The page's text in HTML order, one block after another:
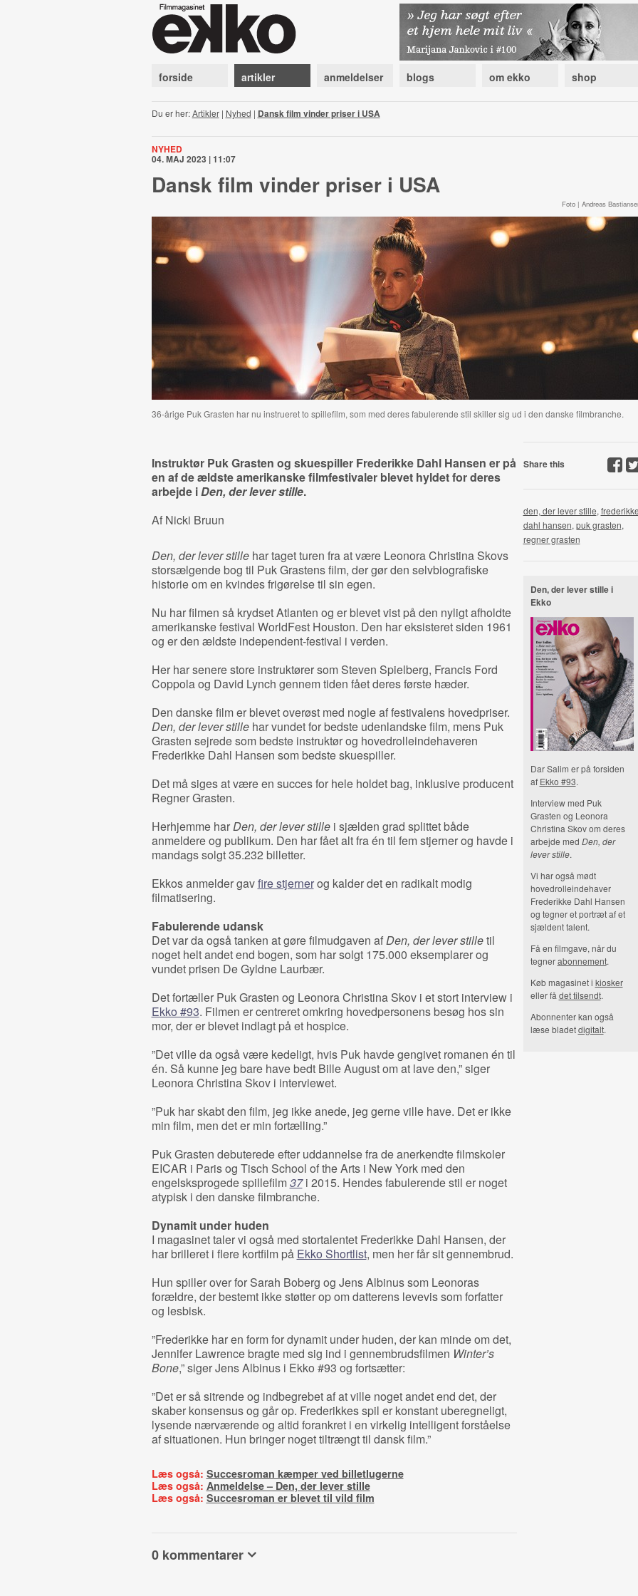
forside artikler anmeldelser blogs om ekko shop
Du er her:Artikler| Nyhed | Dansk film vinder priser i USA
NYHED
04. MAJ 2023 | 11:07
Dansk film vinder priser i USA
Foto | Andreas
36-årige Puk Grasten har nu instrueret to spillefilm, som med deres fabulerende stil skiller sig ud i den danske filmbranche.
Instruktør Puk Grasten og skuespiller Frederikke Dahl Hansen er på
en af de ældste amerikanske filmfestivaler blevet hyldet for deres
arbejde iDen, der lever stille.
Af Nicki Bruun
Den, der lever stillehar taget turen fra at være Leonora Christina Skovs
storsælgende bog til Puk Grastens film, der gør den selvbiografiske
historie om en kvindes frigørelse til sin egen.
Nu har filmen så krydset Atlanten og er blevet vist på den nyligt afholdte
amerikanske festival WorldFest Houston. Den har eksisteret siden 1961
og er den ældste independent-festival i verden.
Her har senere store instruktører som Steven Spielberg, Francis Ford
Coppola og David Lynch gennem tiden fået deres første hæder.
Den danske film er blevet overøst med nogle af festivalens hovedpriser.
Den, der lever stille har vundet for bedste udenlandske film, mens Puk
Grasten sejrede som bedste instruktør og hovedrolleindehaveren
Frederikke Dahl Hansen som bedste skuespiller.
Det må siges at være en succes for hele holdet bag, inklusive producent
Regner Grasten.
Herhjemme harDen, der lever stille i sjælden grad splittet både
anmeldere og publikum. Den har fået alt fra én til fem stjerner og havde i
mandags solgt 35.232 billetter.
Ekkos anmelder gavfire stjernerog kalder det en radikalt modig
filmatisering.
Fabulerende udansk
Det var da også tanken at gøre filmudgaven afDen, der lever stilletil
noget helt andet end bogen, som har solgt 175.000 eksemplarer og
vundet prisen De Gyldne Laurbær.
Det fortæller Puk Grasten og Leonora Christina Skov i et stort interview i
Ekko #93. Filmen er centreret omkring hovedpersonens besøg hos sin
mor, der er blevet indlagt på et hospice.
”Det ville da også være kedeligt, hvis Puk havde gengivet romanen én til
én. Så kunne jeg bare have bedt Bille August om at lave den,” siger
Leonora Christina Skov i interviewet.
”Puk har skabt den film, jeg ikke anede, jeg gerne ville have. Det er ikke
min film, men det er min fortælling.”
Puk Grasten debuterede efter uddannelse fra de anerkendte filmskoler
EICAR i Paris og Tisch School of the Arts i New York med den
engelsksprogede spillefilm37i 2015. Hendes fabulerende stil er noget
atypisk i den danske filmbranche.
Dynamit under huden
I magasinet taler vi også med stortalentet Frederikke Dahl Hansen, der
har brilleret i flere kortfilm på Ekko Shortlist, men her får sit gennembrud.
Hun spiller over for Sarah Boberg og Jens Albinus som Leonoras
forældre, der bestemt ikke støtter op om datterens levevis som forfatter
og lesbisk.
”Frederikke har en form for dynamit under huden, der kan minde om det,
Jennifer Lawrence bragte med sig ind i gennembrudsfilmen Winter’s
Bone,” siger Jens Albinus i Ekko #93 og fortsætter:
”Det er så sitrende og indbegrebet af at ville noget andet end det, der
skaber konsensus og går op. Frederikkes spil er konstant uberegneligt,
lysende nærværende og altid forankret i en virkelig intelligent forståelse
af situationen. Hun bringer noget tiltrængt til dansk film.”
Læs også: Succesroman kæmper ved billetlugerne
Læs også: Anmeldelse – Den, der lever stille
Læs også: Succesroman er blevet til vild film
0 kommentarer
Share this
den, der lever stille,
dahl hansen, puk grasten,
regner grasten
Den, der lever stille i
Ekko
Dar Salim er på forsiden
af Ekko #93.
Interview med Puk
Grasten og Leonora
Christina Skov om deres
arbejde med Den, der
lever stille.
Vi har også mødt
hovedrolleindehaver
Frederikke Dahl Hansen
og tegner et portræt af et
sjældent talent.
Få en filmgave, når du
tegnerabonnement.
Køb magasinet i kiosker
eller få det tilsendt.
Abonnenter kan også
læse bladetdigitalt.